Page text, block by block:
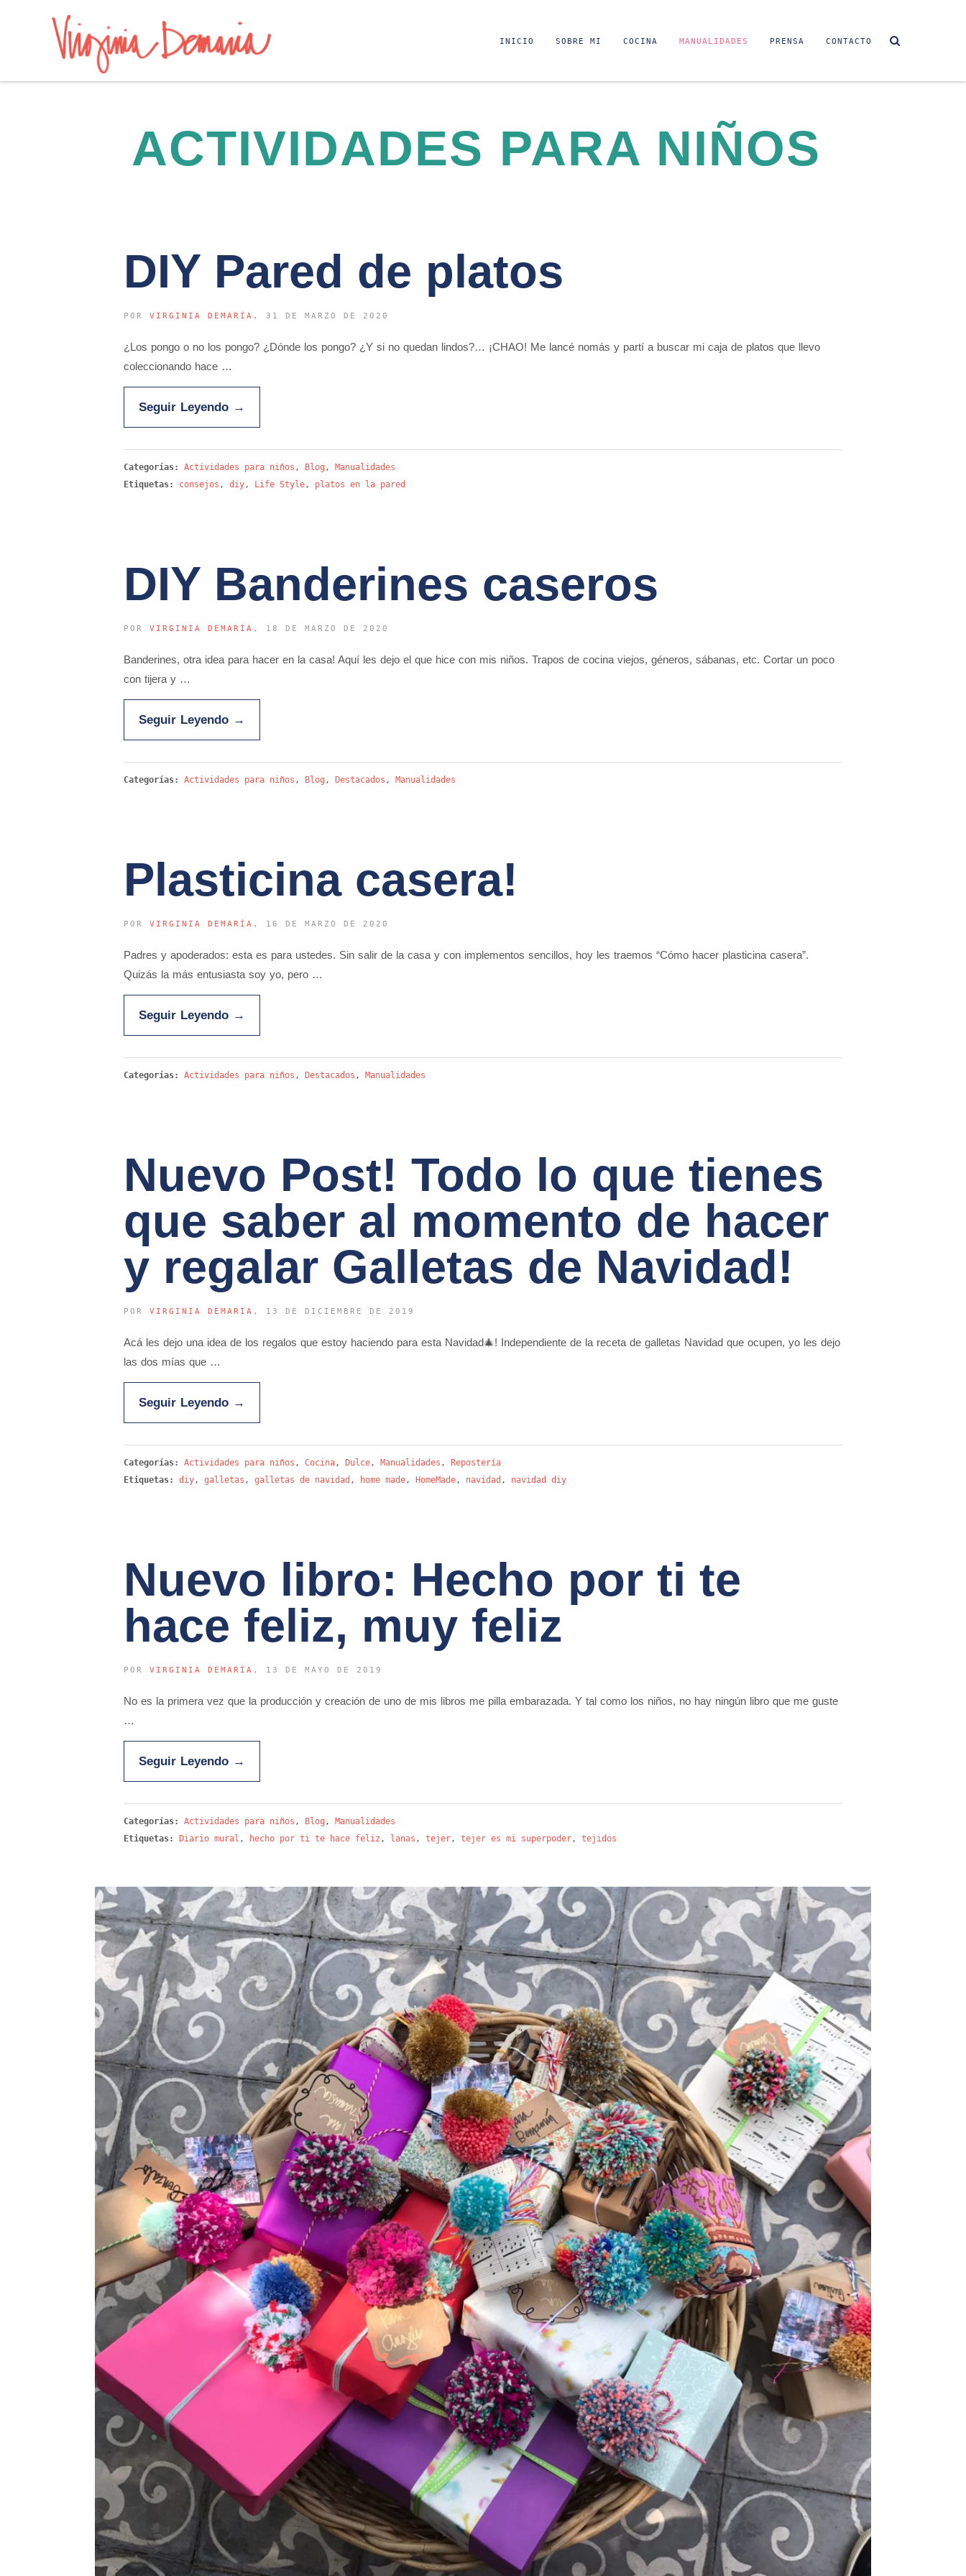
INICIO SOBRE MI COCINA MANUALIDADES PRENSA CONTACTO
ACTIVIDADES PARA NIÑOS
DIY Pared de platos
POR VIRGINIA DEMARÍA , 31 DE MARZO DE 2020
¿Los pongo o no los pongo? ¿Dónde los pongo? ¿Y si no quedan lindos?… ¡CHAO! Me lancé nomás y partí a buscar mi caja de platos que llevo
coleccionando hace …
Seguir Leyendo →
Categorías: Actividades para niños , Blog , Manualidades
Etiquetas:
consejos , diy, Life Style, platos en la pared
DIY Banderines caseros
POR VIRGINIA DEMARÍA , 18 DE MARZO DE 2020
Banderines, otra idea para hacer en la casa! Aquí les dejo el que hice con mis niños. Trapos de cocina viejos, géneros, sábanas, etc. Cortar un poco
con tijera y …
Seguir Leyendo →
Categorías: Actividades para niños , Blog , Destacados , Manualidades
Plasticina casera!
POR VIRGINIA DEMARÍA , 16 DE MARZO DE 2020
Padres y apoderados: esta es para ustedes. Sin salir de la casa y con implementos sencillos, hoy les traemos “Cómo hacer plasticina casera”.
Quizás la más entusiasta soy yo, pero …
Seguir Leyendo →
Categorías: Actividades para niños , Destacados , Manualidades
Nuevo Post! Todo lo que tienes
que saber al momento de hacer
y regalar Galletas de Navidad!
POR VIRGINIA DEMARÍA , 13 DE DICIEMBRE DE 2019
Acá les dejo una idea de los regalos que estoy haciendo para esta Navidad🎄! Independiente de la receta de galletas Navidad que ocupen, yo les dejo
las dos mías que …
Seguir Leyendo →
Categorías: Actividades para niños , Cocina, Dulce, Manualidades ,
Repostería
Etiquetas:
diy, galletas , galletas de navidad , home made, HomeMade, navidad , navidad diy
Nuevo libro: Hecho por ti te
hace feliz, muy feliz
POR VIRGINIA DEMARÍA , 13 DE MAYO DE 2019
No es la primera vez que la producción y creación de uno de mis libros me pilla embarazada. Y tal como los niños, no hay ningún libro que me guste
…
Seguir Leyendo →
Categorías: Actividades para niños , Blog , Manualidades
Etiquetas:
Diario mural , hecho por ti te hace feliz , lanas , tejer, tejer es mi superpoder, tejidos